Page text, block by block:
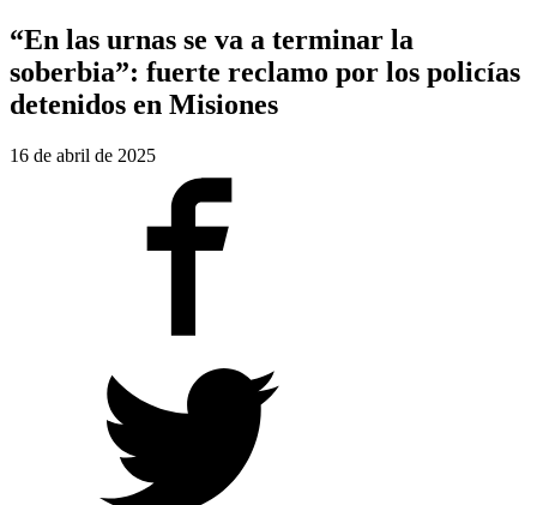
“En las urnas se va a terminar la
soberbia”: fuerte reclamo por los policías
detenidos en Misiones
16 de abril de 2025